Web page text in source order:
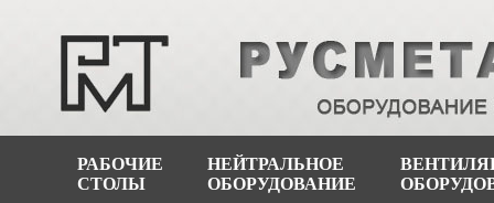
РАБОЧИЕ
СТОЛЫ
НЕЙТРАЛЬНОЕ
ОБОРУДОВАНИЕ